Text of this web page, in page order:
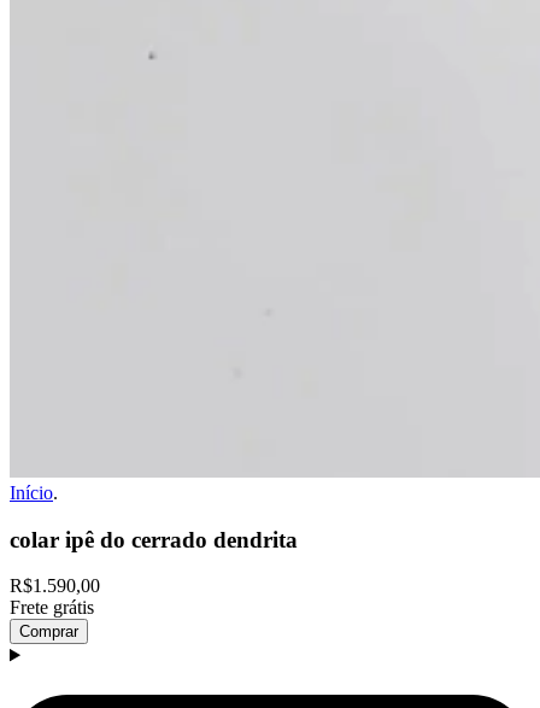
Início.
colar ipê do cerrado dendrita
R$1.590,00
Frete grátis
Comprar